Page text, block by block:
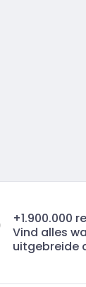
+1.900.000
Vind alles
uitgebreide